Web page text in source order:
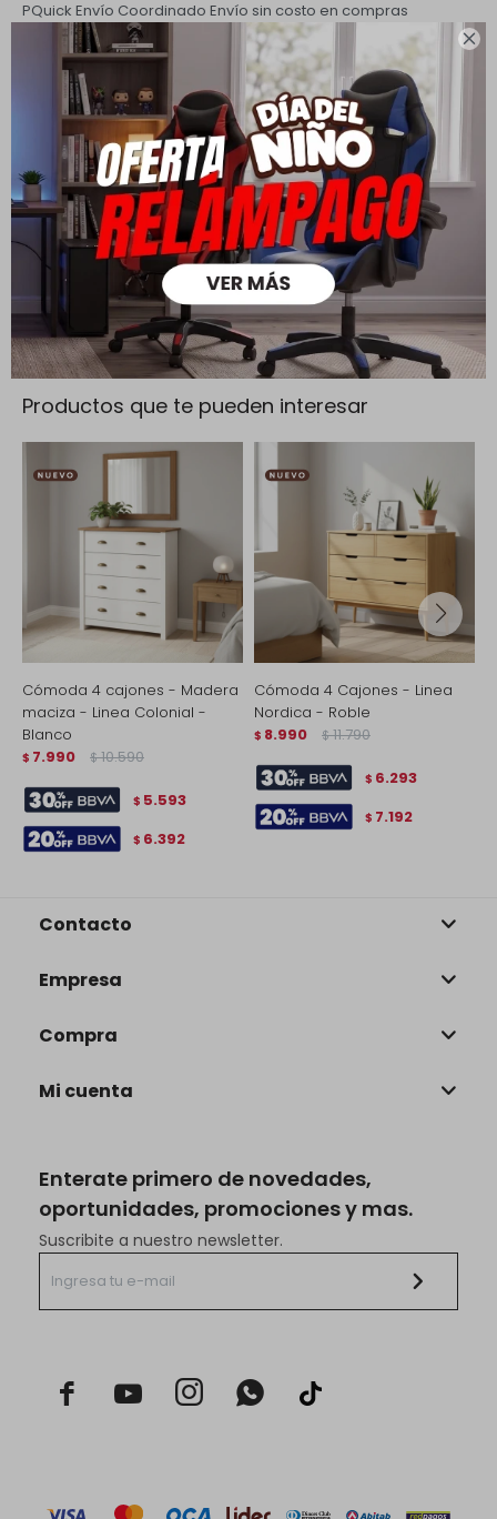

PQuick Envío Coordinado Envío sin costo en compras
mayores a $ 30.000 |
Cambios y Devoluciones
Todas las compras realizadas tienen un plazo de 5 días para
su cambio.
Ver mas
Medios de pago
Productos que te pueden interesar
Cómoda 4 cajones - Madera
maciza - Linea Colonial -
Blanco
$ 7.990 $ 10.590
$ 5.593
$ 6.392
Cómoda 4 Cajones - Linea
Nordica - Roble
$ 8.990 $ 11.790
$ 6.293
$ 7.192
Enterate primero de novedades,
oportunidades, promociones y mas.
Suscribite a nuestro newsletter.
  
Contacto
Empresa
Compra
Mi cuenta